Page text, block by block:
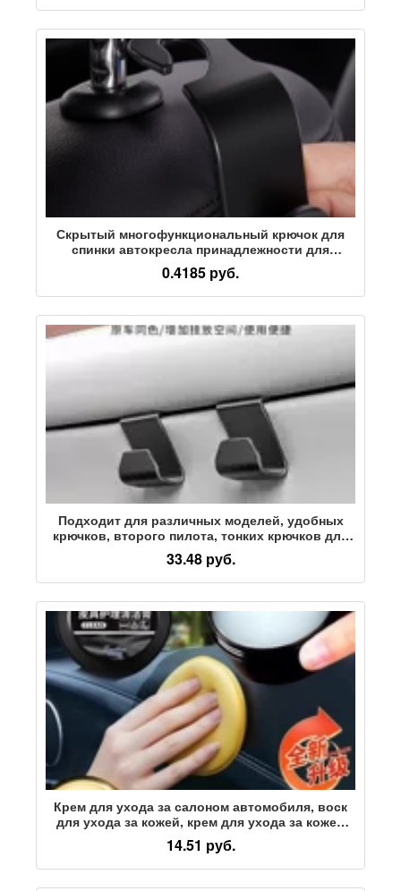
самоклеящаяся специальная самоклеящаяся
Скрытый многофункциональный крючок для
спинки автокресла принадлежности для
интерьера автомобиля креативный маленький
крючок для спинки заднего сиденья
автомобиля
0.4185 руб.
Подходит для различных моделей, удобных
крючков, второго пилота, тонких крючков для
хранения в бардачке, предметов интерьера
автомобиля.
33.48 руб.
Крем для ухода за салоном автомобиля, воск
для ухода за кожей, крем для ухода за кожей
сидений, средство для ухода, чистка кожаной
обуви
14.51 руб.